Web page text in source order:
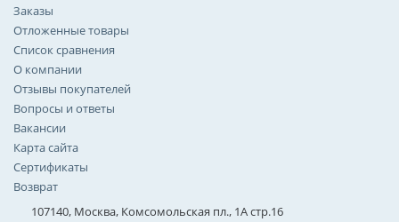
Заказы
Отложенные товары
Список сравнения
О компании
Отзывы покупателей
Вопросы и ответы
Вакансии
Карта сайта
Сертификаты
Возврат
107140, Москва, Комсомольская пл., 1А стр.16